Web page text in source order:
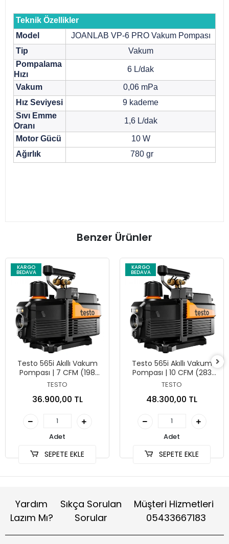
Teknik Özellikler
Model
JOANLAB VP-6 PRO Vakum Pompası
Tip
Vakum
Pompalama
Hızı
6 L/dak
Vakum
0,06 mPa
Hız Seviyesi
9 kademe
Sıvı Emme
Oranı
1,6 L/dak
Motor Gücü
10 W
Ağırlık
780 gr
Benzer Ürünler
KARGO
BEDAVA
Testo 565i Akıllı Vakum
Pompası | 7 CFM (198
l/dak)
TESTO
36.900,00 TL
Adet
SEPETE EKLE
KARGO
BEDAVA
Testo 565i Akıllı Vakum
Pompası | 10 CFM (283
l/dak)
TESTO
48.300,00 TL
Adet
SEPETE EKLE
Yardım
Lazım Mı?
Sıkça Sorulan
Sorular
Müşteri Hizmetleri
05433667183